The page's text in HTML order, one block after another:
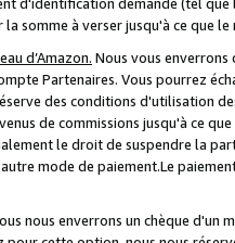
somme à verser jusqu'à ce que
d’Amazon. Nous vous
Partenaires. Vous pourrez
des conditions d'utilisation
de commissions jusqu'à ce
le droit de suspendre la
mode de paiement.Le
nous enverrons un chèque d'un